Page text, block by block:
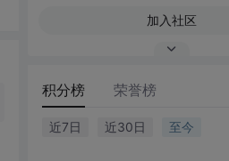
加入社区
积分榜 荣誉榜
近7日 近30日 至今